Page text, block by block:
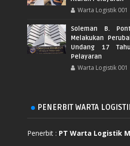
Warta Logistik 001
Soleman B.
Melakukan
Undang 17
Pelayaran
Warta Logistik 001
PENERBIT WARTA
Penerbit : PT Warta Logistik